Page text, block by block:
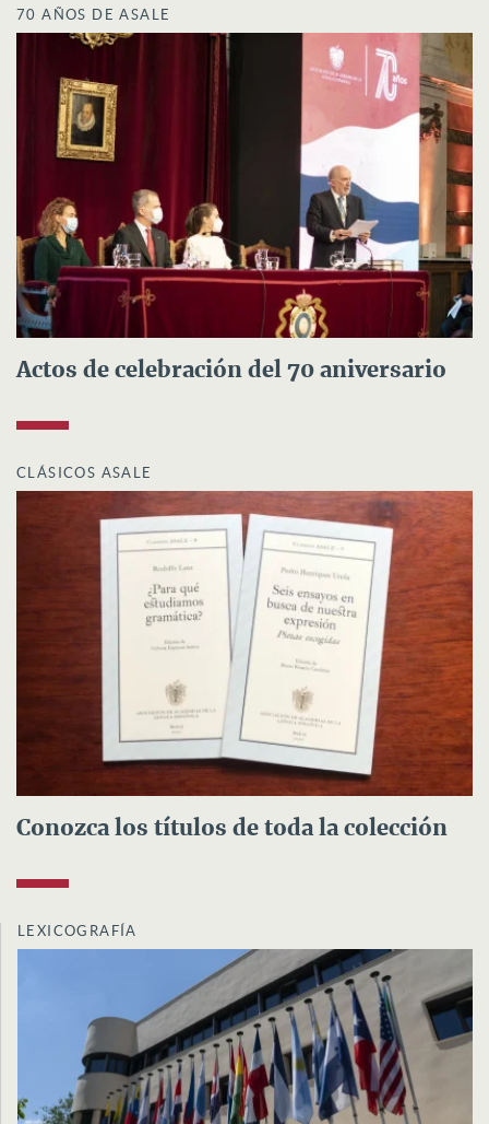
70 AÑOS DE ASALE
Actos de celebración del 70 aniversario
CLÁSICOS ASALE
Conozca los títulos de toda la colección
LEXICOGRAFÍA